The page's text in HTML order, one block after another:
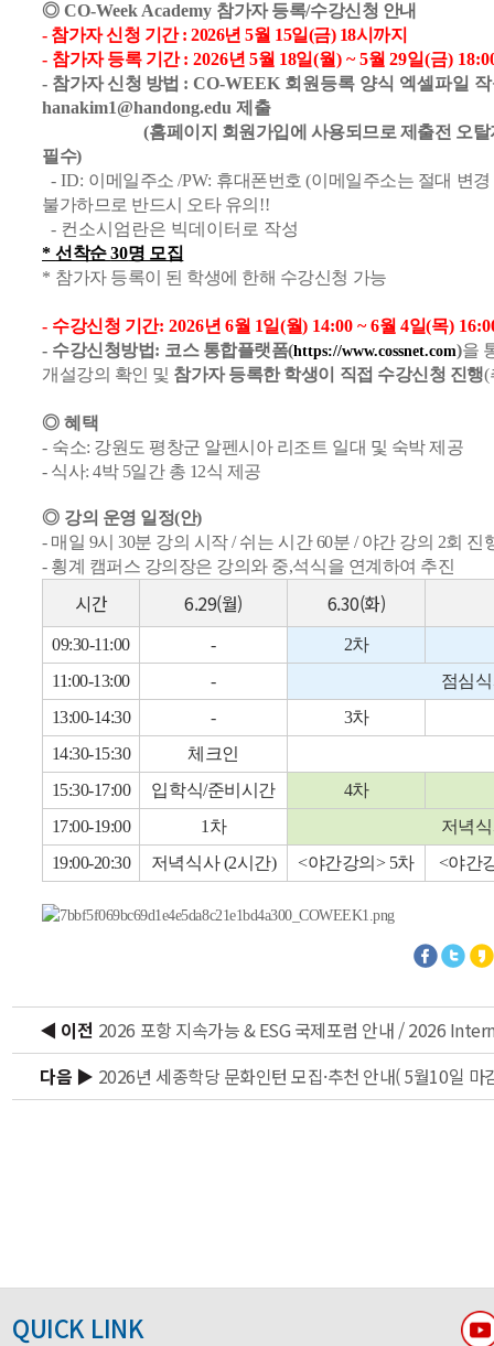
◎CO-Week Academy 참가자 등록/수강신청 안내
- 참가자 신청 기간 : 2026년 5월 15일(금) 18시까지
- 참가자 등록 기간: 2026년5월 18일(월) ~ 5월 29일(금)
- 참가자 신청 방법 : CO-WEEK 회원등록 양식 엑셀파일
hanakim1@handong.edu 제출
(홈페이지 회원가입에 사용되므로 제출전 오탈
필수)
- ID: 이메일주소/PW: 휴대폰번호(이메일주소는 절대 변경
불가하므로 반드시 오타 유의 !!
- 컨소시엄란은 빅데이터로 작성
*선착순30명 모집
* 참가자 등록이 된 학생에 한해 수강신청 가능
- 수강신청 기간: 2026년 6월 1일(월) 14:00 ~ 6월 4일(목)
- 수강신청방법: 코스 통합플랫폼(https://www.cossnet.com)을
개설강의 확인 및 참가자 등록한 학생이 직접 수강신청 진행(
◎혜택
- 숙소: 강원도 평창군 알펜시아 리조트 일대 및 숙박 제공
- 식사: 4박 5일간 총 12식 제공
◎ 강의 운영 일정(안)
- 매일 9시 30분 강의 시작 / 쉬는 시간 60분 / 야간 강의 2회 진
- 횡계 캠퍼스 강의장은 강의와 중,석식을 연계하여 추진
시간 6.29(월) 6.30(화)
09:30-11:00 -
2차
11:00-13:00
-
점심
13:00-14:30
-
3차
14:30-15:30
체크인
15:30-17:00
입학식/준비시간
4차
17:00-19:00
1차
저녁
19:00-20:30
저녁식사 (2시간) <야간강의> 5차 <야간
◀ 이전
다음 ▶ 2026년 세종학당 문화인턴 모집·추천 안내( 5월10일 마
QUICK LINK